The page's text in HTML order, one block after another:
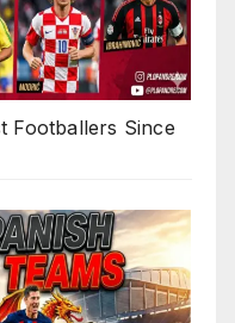
Footballers Since